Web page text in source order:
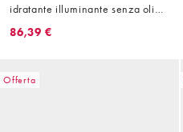
idratante illuminante senza oli
all'acido lattico e vitamina C 50
86,39 €
Offerta